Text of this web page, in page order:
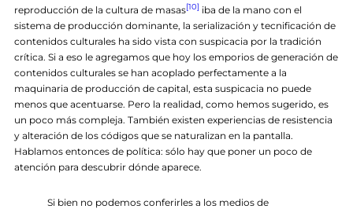
reproducción de la cultura de masas[10] iba de la mano con el
sistema de producción dominante, la serialización y tecnificación de
contenidos culturales ha sido vista con suspicacia por la tradición
crítica. Si a eso le agregamos que hoy los emporios de generación de
contenidos culturales se han acoplado perfectamente a la
maquinaria de producción de capital, esta suspicacia no puede
menos que acentuarse. Pero la realidad, como hemos sugerido, es
un poco más compleja. También existen experiencias de resistencia
y alteración de los códigos que se naturalizan en la pantalla.
Hablamos entonces de política: sólo hay que poner un poco de
atención para descubrir dónde aparece.
Si bien no podemos conferirles a los medios de